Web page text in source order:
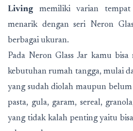
Living memiliki varian
menarik dengan seri Neron
berbagai ukuran.
Pada Neron Glass Jar kamu
kebutuhan rumah tangga, mulai
yang sudah diolah maupun
pasta, gula, garam, sereal,
yang tidak kalah penting yaitu